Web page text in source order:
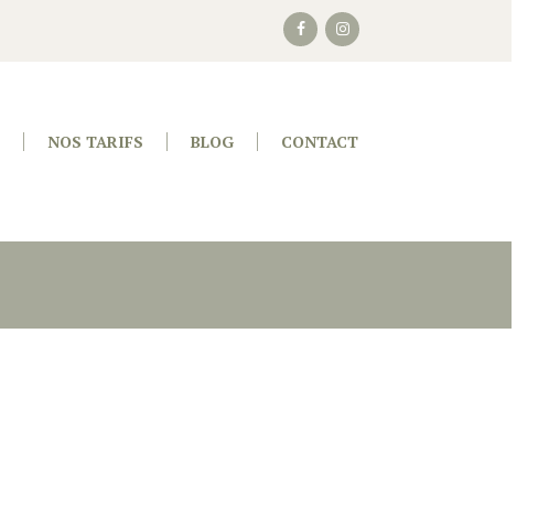
NOS TARIFS BLOG CONTACT